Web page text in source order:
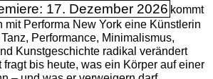
17. Dezember 2026 kommt
mit Performa New York eine Künstlerin
Performance, Minimalismus,
Kunstgeschichte radikal verändert
fragt bis heute, was ein Körper auf einer